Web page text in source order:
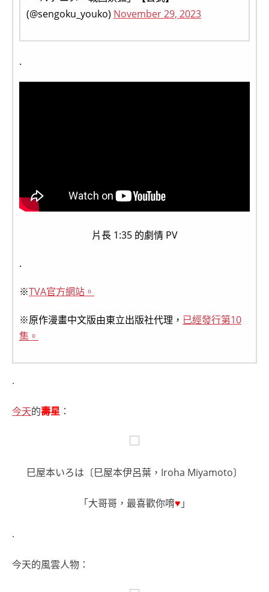
(@sengoku_youko) November 29, 2023
.
片長 1:35 的劇情 PV
.
※TVA官方網站。
※原作漫畫中文版由東立出版社代理， 已經發行第10
集。
.
今天的壽星 ：
巳屋本いろは〔巳屋本伊呂葉，Iroha Miyamoto〕
「大哥哥，最喜歡你唷♥ 」
.
今天的風雲人物：